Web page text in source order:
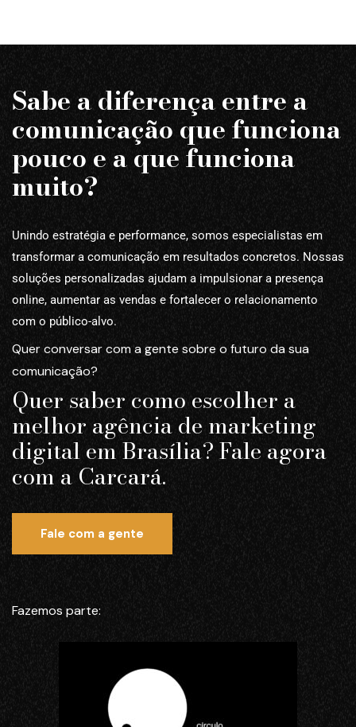
Sabe a diferença entre a
comunicação que funciona
pouco e a que funciona
muito?
Unindo estratégia e performance, somos especialistas em
transformar a comunicação em resultados concretos. Nossas
soluções personalizadas ajudam a impulsionar a presença
online, aumentar as vendas e fortalecer o relacionamento
com o público-alvo.
Quer conversar com a gente sobre o futuro da sua
comunicação?
Quer saber como escolher a
melhor agência de marketing
digital em Brasília? Fale agora
com a Carcará.
Fale com a gente
Fazemos parte: